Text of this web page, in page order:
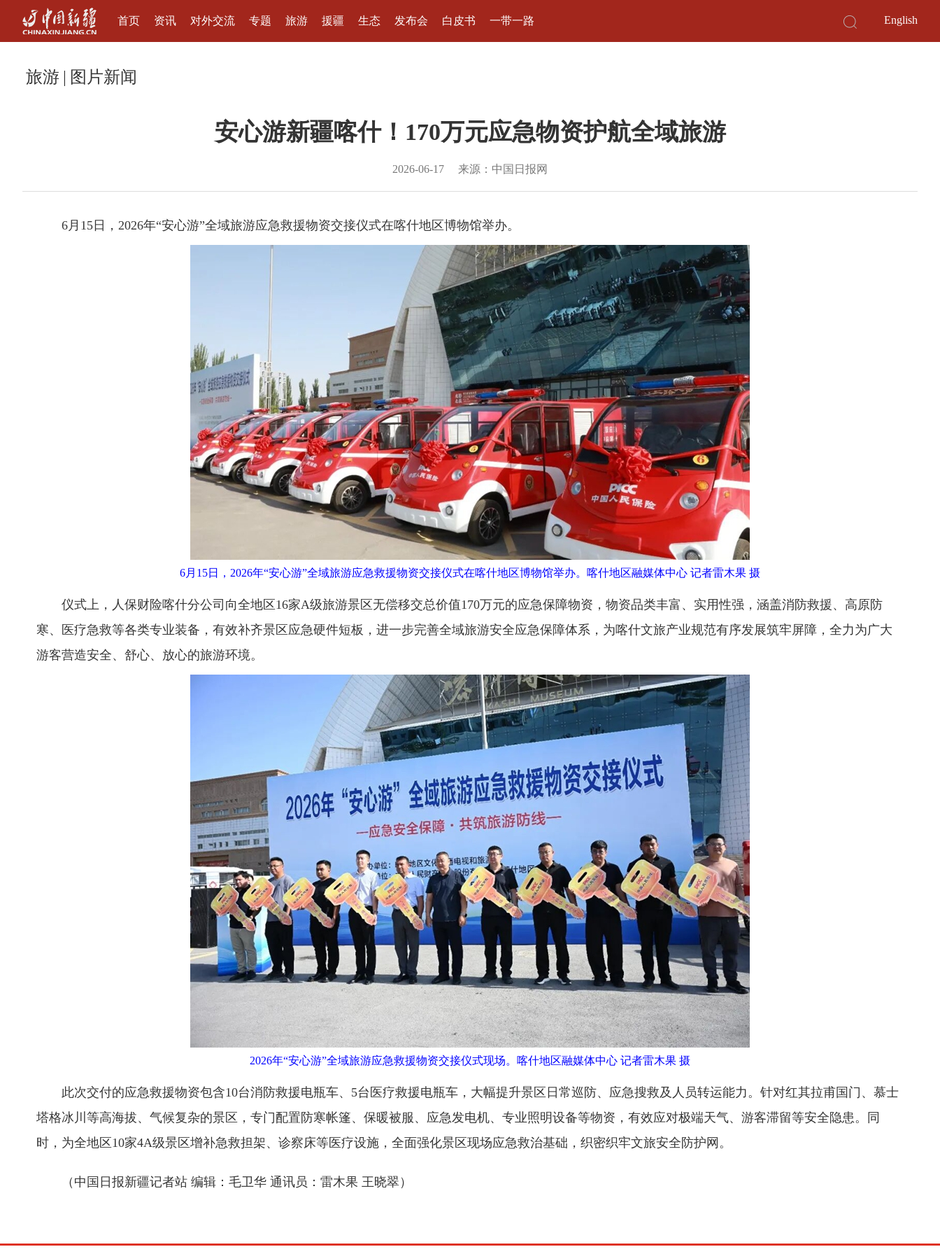
首页 资讯 对外交流 专题 旅游 援疆 生态 发布会 白皮书 一带一路 English
旅游 | 图片新闻
安心游新疆喀什！170万元应急物资护航全域旅游
2026-06-17 来源：中国日报网
6月15日，2026年“安心游”全域旅游应急救援物资交接仪式在喀什地区博物馆举办。
6月15日，2026年“安心游”全域旅游应急救援物资交接仪式在喀什地区博物馆举办。喀什地区融媒体中心 记者雷木果 摄
仪式上，人保财险喀什分公司向全地区16家A级旅游景区无偿移交总价值170万元的应急保障物资，物资品类丰富、实用性强，涵盖消防救援、高原防
寒、医疗急救等各类专业装备，有效补齐景区应急硬件短板，进一步完善全域旅游安全应急保障体系，为喀什文旅产业规范有序发展筑牢屏障，全力为广大
游客营造安全、舒心、放心的旅游环境。
2026年“安心游”全域旅游应急救援物资交接仪式现场。喀什地区融媒体中心 记者雷木果 摄
此次交付的应急救援物资包含10台消防救援电瓶车、5台医疗救援电瓶车，大幅提升景区日常巡防、应急搜救及人员转运能力。针对红其拉甫国门、慕士
塔格冰川等高海拔、气候复杂的景区，专门配置防寒帐篷、保暖被服、应急发电机、专业照明设备等物资，有效应对极端天气、游客滞留等安全隐患。同
时，为全地区10家4A级景区增补急救担架、诊察床等医疗设施，全面强化景区现场应急救治基础，织密织牢文旅安全防护网。
（中国日报新疆记者站 编辑：毛卫华 通讯员：雷木果 王晓翠）